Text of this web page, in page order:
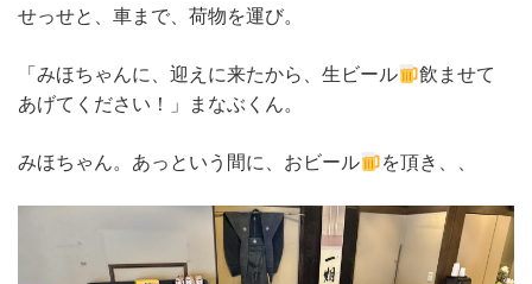
せっせと、車まで、荷物を運び。
「みほちゃんに、迎えに来たから、生ビール
飲ませて
あげてください！」まなぶくん。
みほちゃん。あっという間に、おビール を頂き、、